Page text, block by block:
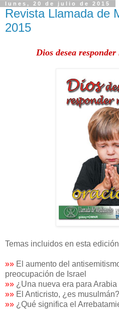
lunes, 20 de julio de 2015
Revista Llamada de
2015
Dios desea
Temas incluidos en esta
»» El aumento del
preocupación de Israel
»» ¿Una nueva era para
»» El Anticristo, ¿es musulmán?
»» ¿Qué significa el